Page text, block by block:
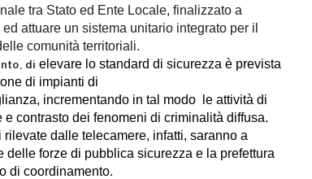
tra Stato ed Ente Locale, finalizzato a
attuare un sistema unitario integrato per il
comunità territoriali.
di elevare lo standard di sicurezza è prevista
di impianti di
incrementando in tal modo le attività di
e contrasto dei fenomeni di criminalità diffusa.
rilevate dalle telecamere, infatti, saranno a
delle forze di pubblica sicurezza e la prefettura
di coordinamento.